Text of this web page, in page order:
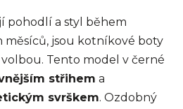
pohodlí a styl během
měsíců, jsou kotníkové boty
Tento model v černé
střihem a
svrškem. Ozdobný